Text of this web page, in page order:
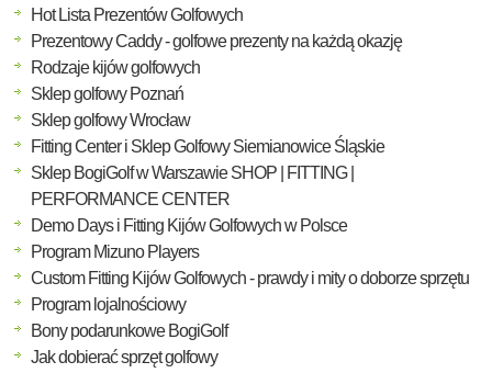
Hot Lista Prezentów Golfowych
Prezentowy Caddy - golfowe prezenty na każdą okazję
Rodzaje kijów golfowych
Sklep golfowy Poznań
Sklep golfowy Wrocław
Fitting Center i Sklep Golfowy Siemianowice Śląskie
Sklep BogiGolf w Warszawie SHOP | FITTING |
PERFORMANCE CENTER
Demo Days i Fitting Kijów Golfowych w Polsce
Program Mizuno Players
Custom Fitting Kijów Golfowych - prawdy i mity o doborze sprzętu
Program lojalnościowy
Bony podarunkowe BogiGolf
Jak dobierać sprzęt golfowy